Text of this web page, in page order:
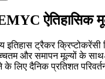
ऐतिहासिक
इतिहास ट्रैकर
और समापन मूल्यों के
के लिए दैनिक प्रतिशत